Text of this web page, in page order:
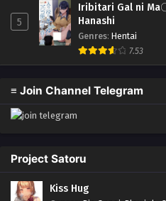
5
Iribitari Gal ni Ma
Hanashi
Genres: Hentai
7.53
≡ Join Channel Telegram
Project Satoru
Kiss Hug